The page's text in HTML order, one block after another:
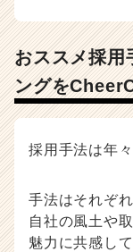
おススメ採用
ングを
採用手法は年
手法はそれぞ
自社の風土や
魅力に共感し